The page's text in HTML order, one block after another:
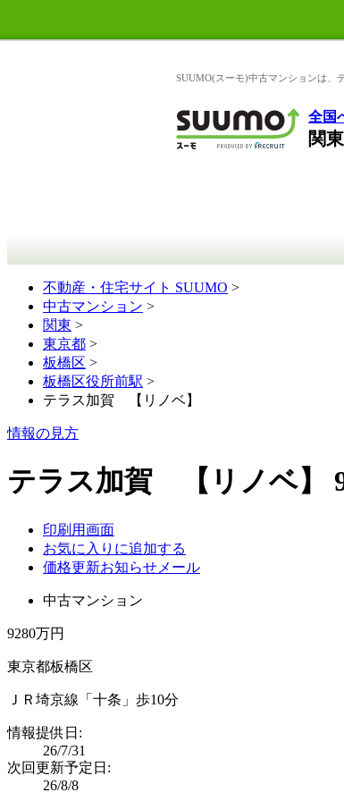
SUUMO(スーモ)中古マンションは、
全国
関
不動産・住宅サイト SUUMO >
中古マンション >
関東 >
東京都 >
板橋区 >
板橋区役所前駅 >
テラス加賀 【リノベ】
情報の見方
テラス加賀 【リノベ】
印刷用画面
お気に入りに追加する
価格更新お知らせメール
中古マンション
9280万円
東京都板橋区
ＪＲ埼京線「十条」歩10分
情報提供日:
26/7/31
次回更新予定日:
26/8/8